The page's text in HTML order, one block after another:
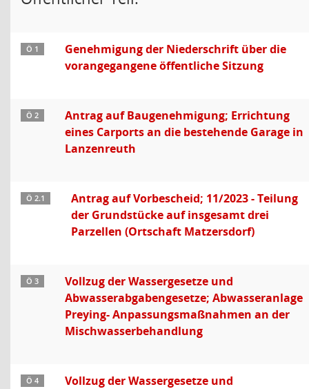
Ö 1
Genehmigung der Niederschrift über die
vorangegangene öffentliche Sitzung
Ö 2
Antrag auf Baugenehmigung; Errichtung
eines Carports an die bestehende Garage in
Lanzenreuth
Ö 2.1
Antrag auf Vorbescheid; 11/2023 - Teilung
der Grundstücke auf insgesamt drei
Parzellen (Ortschaft Matzersdorf)
Ö 3
Vollzug der Wassergesetze und
Abwasserabgabengesetze; Abwasseranlage
Preying- Anpassungsmaßnahmen an der
Mischwasserbehandlung
Ö 4
Vollzug der Wassergesetze und